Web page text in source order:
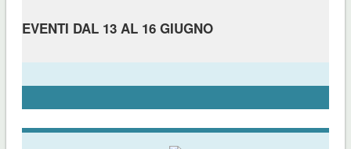
EVENTI DAL 13 AL 16 GIUGNO